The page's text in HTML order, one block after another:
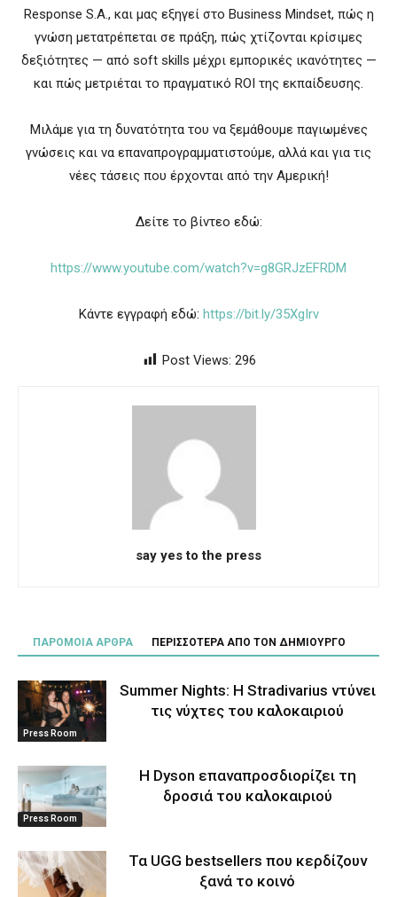
Response S.A., και μας εξηγεί στο Business Mindset, πώς η
γνώση μετατρέπεται σε πράξη, πώς χτίζονται κρίσιμες
δεξιότητες — από soft skills μέχρι εμπορικές ικανότητες —
και πώς μετριέται το πραγματικό ROI της εκπαίδευσης.
Μιλάμε για τη δυνατότητα του να ξεμάθουμε παγιωμένες
γνώσεις και να επαναπρογραμματιστούμε, αλλά και για τις
νέες τάσεις που έρχονται από την Αμερική!
Δείτε το βίντεο εδώ:
https://www.youtube.com/watch?v=g8GRJzEFRDM
Κάντε εγγραφή εδώ: https://bit.ly/35XgIrv
Post Views: 296
say yes to the press
ΠΑΡΟΜΟΙΑ ΑΡΘΡΑ ΠΕΡΙΣΣΟΤΕΡΑ ΑΠΟ ΤΟΝ ΔΗΜΙΟΥΡΓΟ
Press Room
Summer Nights: Η Stradivarius ντύνει
τις νύχτες του καλοκαιριού
Press Room
Η Dyson επαναπροσδιορίζει τη
δροσιά του καλοκαιριού
Τα UGG bestsellers που κερδίζουν
ξανά το κοινό